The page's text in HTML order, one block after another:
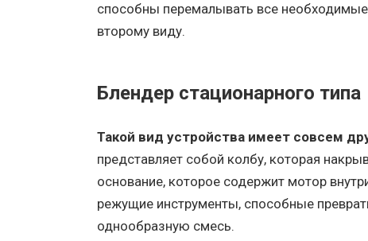
способны перемалывать все
второму виду.
Блендер стационарного типа
Такой вид устройства имеет совсем
представляет собой колбу, которая
основание, которое содержит мотор
режущие инструменты, способные
однообразную смесь.